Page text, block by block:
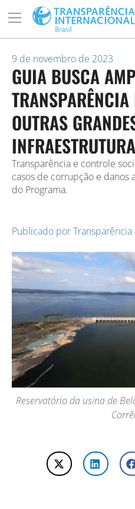
9 de novembro de 2023
GUIA BUSCA
OUTRAS
INFRAESTRUTURA
Transparência e controle
casos de corrupção e danos
do Programa.
Publicado por
Reservatório da usina de